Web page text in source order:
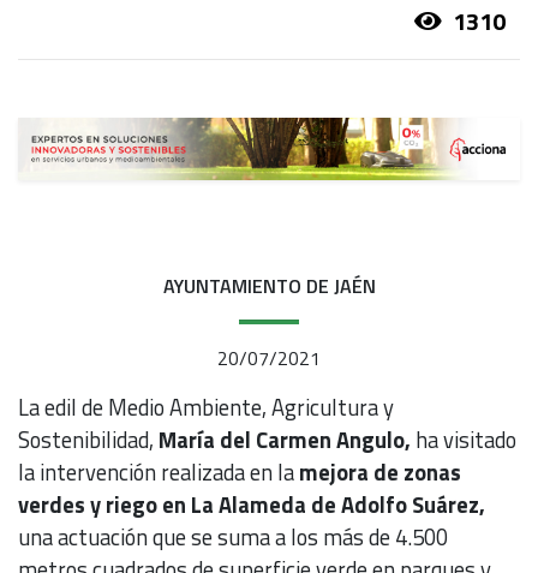
1310
AYUNTAMIENTO DE JAÉN
20/07/2021
La edil de Medio Ambiente, Agricultura y
Sostenibilidad, María del Carmen Angulo, ha visitado
la intervención realizada en lamejora de zonas
verdes y riego en La Alameda de Adolfo Suárez,
una actuación que se suma a los más de 4.500